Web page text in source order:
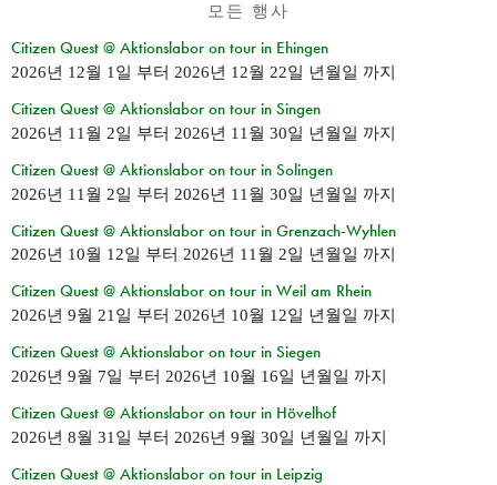
모든 행사
Citizen Quest @ Aktionslabor on tour in Ehingen
2026년 12월 1일 부터 2026년 12월 22일 년월일 까지
Citizen Quest @ Aktionslabor on tour in Singen
2026년 11월 2일 부터 2026년 11월 30일 년월일 까지
Citizen Quest @ Aktionslabor on tour in Solingen
2026년 11월 2일 부터 2026년 11월 30일 년월일 까지
Citizen Quest @ Aktionslabor on tour in Grenzach-Wyhlen
2026년 10월 12일 부터 2026년 11월 2일 년월일 까지
Citizen Quest @ Aktionslabor on tour in Weil am Rhein
2026년 9월 21일 부터 2026년 10월 12일 년월일 까지
Citizen Quest @ Aktionslabor on tour in Siegen
2026년 9월 7일 부터 2026년 10월 16일 년월일 까지
Citizen Quest @ Aktionslabor on tour in Hövelhof
2026년 8월 31일 부터 2026년 9월 30일 년월일 까지
Citizen Quest @ Aktionslabor on tour in Leipzig